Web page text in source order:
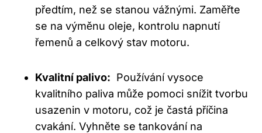
předtím, než se stanou⁢ vážnými. Zaměřte
se na výměnu oleje, kontrolu ⁢napnutí
řemenů a celkový stav motoru.
Kvalitní palivo: ​ Používání vysoce
kvalitního​ paliva může pomoci snížit tvorbu
usazenin v motoru, což je častá příčina‌
cvakání. Vyhněte se tankování na